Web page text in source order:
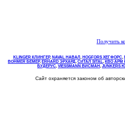
Получить
KLINGER КЛИНГЕР, NAVAL НАВАЛ , НOGFORS ХЕГФОРС,
BOHMER БЕМЕР, ERHARD ЭРХАРД, СИТАЛ SITAL, КВО АРМ
БУДЕРУС, VIESSMANN ВИСМАН , JUNKERS
Сайт охраняется законом об